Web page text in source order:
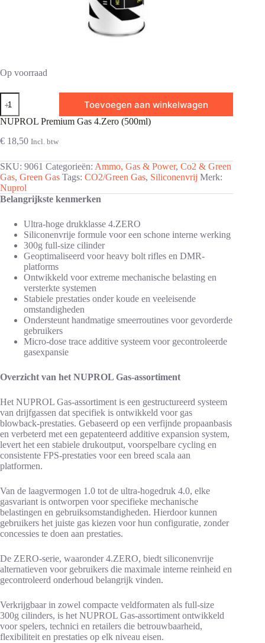
Op voorraad
NUPROL
Premium
Gas
4.Zero
(500ml)
aantal
Toevoegen aan winkelwagen
NUPROL Premium Gas 4.Zero (500ml)
€ 18,50 Incl. btw
SKU: 9061 Categorieën: Ammo, Gas & Power, Co2 & Green
Gas, Green Gas Tags: CO2/Green Gas, Siliconenvrij Merk:
Nuprol
Belangrijkste kenmerken
Ultra-hoge drukklasse 4.ZERO
Siliconenvrije formule voor een schone interne werking
300g full-size cilinder
Geoptimaliseerd voor heavy bolt rifles en DMR-
platforms
Ontwikkeld voor extreme mechanische belasting en
versterkte systemen
Stabiele prestaties onder koude en veeleisende
omstandigheden
Ondersteunt handmatige smeerroutines voor gevorderde
gebruikers
Micro-dose trace additive systeem voor gecontroleerde
gasexpansie
Overzicht van het NUPROL Gas-assortiment
Het NUPROL Gas-assortiment is een gestructureerd systeem
van drijfgassen dat specifiek is ontwikkeld voor gas
blowback-prestaties. Gebaseerd op een verfijnde propaanbasis
en verbeterd met een gepatenteerd additive expansion system,
levert het een stabiele drukoutput, voorspelbare cycling en
consistente FPS-prestaties voor een breed scala aan
platformen.
Van de laagvermogen 1.0 tot de ultra-hogedruk 4.0, elke
gasvariant is ontworpen voor specifieke mechanische
belastingen en gebruiksomstandigheden. Hierdoor kunnen
gebruikers het juiste gas kiezen voor hun configuratie, zonder
concessies te doen aan prestaties.
De ZERO-serie, waaronder 4.ZERO, biedt siliconenvrije
alternatieven voor gebruikers die maximale interne reinheid en
gecontroleerd onderhoud belangrijk vinden.
Verkrijgbaar in zowel compacte veldformaten als full-size
300g cilinders, is het NUPROL Gas-assortiment ontwikkeld
voor spelers, technici en retailers die betrouwbaarheid,
flexibiliteit en prestaties op elk niveau eisen.